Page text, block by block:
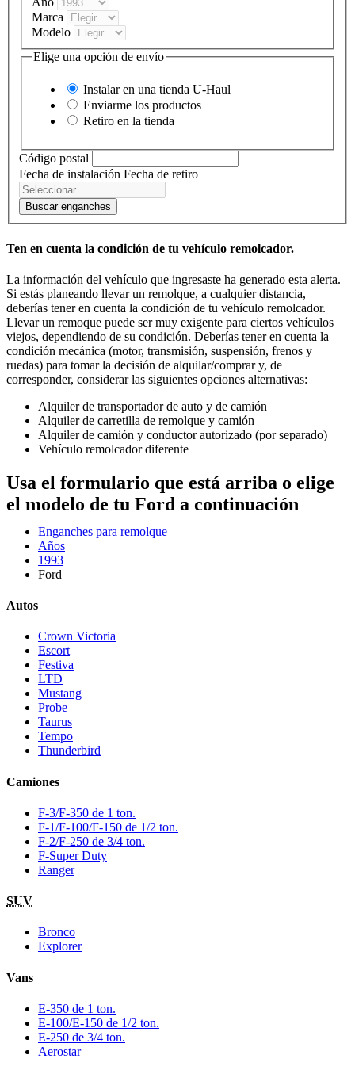
Marca
Modelo
Elige una opción de envío
Instalar en una tienda U-Haul
Enviarme los productos
Retiro en la tienda
Código postal
Fecha de instalación Fecha de retiro
Buscar enganches
Ten en cuenta la condición de tu vehículo remolcador.
La información del vehículo que ingresaste ha generado esta alerta.
Si estás planeando llevar un remolque, a cualquier distancia,
deberías tener en cuenta la condición de tu vehículo remolcador.
Llevar un remoque puede ser muy exigente para ciertos vehículos
viejos, dependiendo de su condición. Deberías tener en cuenta la
condición mecánica (motor, transmisión, suspensión, frenos y
ruedas) para tomar la decisión de alquilar/comprar y, de
corresponder, considerar las siguientes opciones alternativas:
Alquiler de transportador de auto y de camión
Alquiler de carretilla de remolque y camión
Alquiler de camión y conductor autorizado (por separado)
Vehículo remolcador diferente
Usa el formulario que está arriba o elige
el modelo de tu Ford a continuación
Enganches para remolque
Años
1993
Ford
Autos
Crown Victoria
Escort
Festiva
LTD
Mustang
Probe
Taurus
Tempo
Thunderbird
Camiones
F-3/F-350 de 1 ton.
F-1/F-100/F-150 de 1/2 ton.
F-2/F-250 de 3/4 ton.
F-Super Duty
Ranger
SUV
Bronco
Explorer
Vans
E-350 de 1 ton.
E-100/E-150 de 1/2 ton.
E-250 de 3/4 ton.
Aerostar